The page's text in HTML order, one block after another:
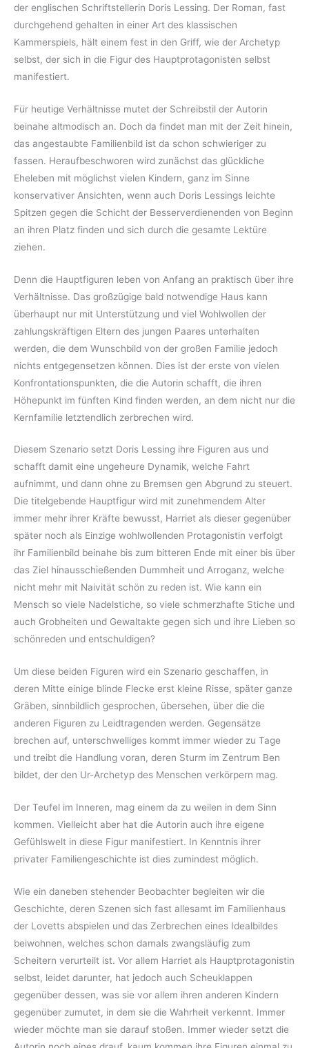
der englischen Schriftstellerin Doris Lessing. Der Roman, fast
durchgehend gehalten in einer Art des klassischen
Kammerspiels, hält einem fest in den Griff, wie der Archetyp
selbst, der sich in die Figur des Hauptprotagonisten selbst
manifestiert.
Für heutige Verhältnisse mutet der Schreibstil der Autorin
beinahe altmodisch an. Doch da findet man mit der Zeit hinein,
das angestaubte Familienbild ist da schon schwieriger zu
fassen. Heraufbeschworen wird zunächst das glückliche
Eheleben mit möglichst vielen Kindern, ganz im Sinne
konservativer Ansichten, wenn auch Doris Lessings leichte
Spitzen gegen die Schicht der Besserverdienenden von Beginn
an ihren Platz finden und sich durch die gesamte Lektüre
ziehen.
Denn die Hauptfiguren leben von Anfang an praktisch über ihre
Verhältnisse. Das großzügige bald notwendige Haus kann
überhaupt nur mit Unterstützung und viel Wohlwollen der
zahlungskräftigen Eltern des jungen Paares unterhalten
werden, die dem Wunschbild von der großen Familie jedoch
nichts entgegensetzen können. Dies ist der erste von vielen
Konfrontationspunkten, die die Autorin schafft, die ihren
Höhepunkt im fünften Kind finden werden, an dem nicht nur die
Kernfamilie letztendlich zerbrechen wird.
Diesem Szenario setzt Doris Lessing ihre Figuren aus und
schafft damit eine ungeheure Dynamik, welche Fahrt
aufnimmt, und dann ohne zu Bremsen gen Abgrund zu steuert.
Die titelgebende Hauptfigur wird mit zunehmendem Alter
immer mehr ihrer Kräfte bewusst, Harriet als dieser gegenüber
später noch als Einzige wohlwollenden Protagonistin verfolgt
ihr Familienbild beinahe bis zum bitteren Ende mit einer bis über
das Ziel hinausschießenden Dummheit und Arroganz, welche
nicht mehr mit Naivität schön zu reden ist. Wie kann ein
Mensch so viele Nadelstiche, so viele schmerzhafte Stiche und
auch Grobheiten und Gewaltakte gegen sich und ihre Lieben so
schönreden und entschuldigen?
Um diese beiden Figuren wird ein Szenario geschaffen, in
deren Mitte einige blinde Flecke erst kleine Risse, später ganze
Gräben, sinnbildlich gesprochen, übersehen, über die die
anderen Figuren zu Leidtragenden werden. Gegensätze
brechen auf, unterschwelliges kommt immer wieder zu Tage
und treibt die Handlung voran, deren Sturm im Zentrum Ben
bildet, der den Ur-Archetyp des Menschen verkörpern mag.
Der Teufel im Inneren, mag einem da zu weilen in dem Sinn
kommen. Vielleicht aber hat die Autorin auch ihre eigene
Gefühlswelt in diese Figur manifestiert. In Kenntnis ihrer
privater Familiengeschichte ist dies zumindest möglich.
Wie ein daneben stehender Beobachter begleiten wir die
Geschichte, deren Szenen sich fast allesamt im Familienhaus
der Lovetts abspielen und das Zerbrechen eines Idealbildes
beiwohnen, welches schon damals zwangsläufig zum
Scheitern verurteilt ist. Vor allem Harriet als Hauptprotagonistin
selbst, leidet darunter, hat jedoch auch Scheuklappen
gegenüber dessen, was sie vor allem ihren anderen Kindern
gegenüber zumutet, in dem sie die Wahrheit verkennt. Immer
wieder möchte man sie darauf stoßen. Immer wieder setzt die